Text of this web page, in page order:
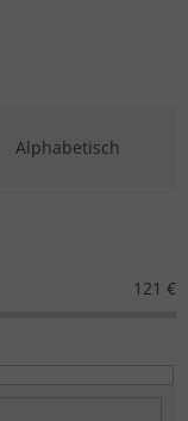
Alphabetisch
121 €